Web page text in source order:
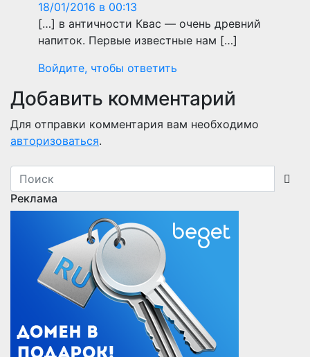
18/01/2016 в 00:13
[…] в античности Квас — очень древний
напиток. Первые известные нам […]
Войдите, чтобы ответить
Добавить комментарий
Для отправки комментария вам необходимо
авторизоваться.
Реклама